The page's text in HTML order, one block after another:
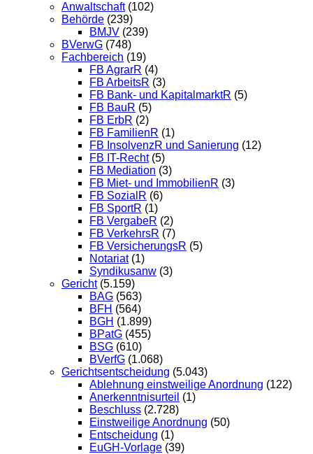
Anwaltschaft(102)
Behörde (239)
BMJV (239)
BVerwG (748)
Fachbereich (19)
FB AgrarR (4)
FB ArbeitsR (3)
FB Bank- und KapitalmarktR (5)
FB BauR (5)
FB ErbR (2)
FB FamilienR (1)
FB InsolvenzR und Sanierung (12)
FB IT-Recht(5)
FB Mediation (3)
FB Miet- und ImmobilienR (3)
FB SozialR (6)
FB SportR (1)
FB VergabeR (2)
FB VerkehrsR (7)
FB VersicherungsR (5)
Notariat(1)
Syndikusanw (3)
Gericht(5.159)
BAG (563)
BFH (564)
BGH (1.899)
BPatG (455)
BSG (610)
BVerfG (1.068)
Gerichtsentscheidung (5.043)
Ablehnung einstweilige Anordnung (122)
Anerkenntnisurteil (1)
Beschluss (2.728)
Einstweilige Anordnung (50)
Entscheidung (1)
EuGH-Vorlage (39)